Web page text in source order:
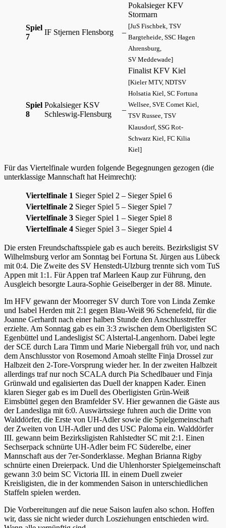
Spiel
7
IF Stjernen Flensborg –
Pokalsieger KFV
Stormarn
[JuS Fischbek, TSV
Bargteheide, SSC Hagen
Ahrensburg,
SV Meddewade]
Spiel
8
Pokalsieger KSV
Schleswig-Flensburg
–
Finalist KFV Kiel
[Kieler MTV, NDTSV
Holsatia Kiel, SC Fortuna
Wellsee, SVE Comet Kiel,
TSV Russee, TSV
Klausdorf, SSG Rot-
Schwarz Kiel, FC Kilia
Kiel]
Für das Viertelfinale wurden folgende Begegnungen gezogen (die
unterklassige Mannschaft hat Heimrecht):
Viertelfinale 1 Sieger Spiel 2 – Sieger Spiel 6
Viertelfinale 2 Sieger Spiel 5 – Sieger Spiel 7
Viertelfinale 3 Sieger Spiel 1 – Sieger Spiel 8
Viertelfinale 4 Sieger Spiel 3 – Sieger Spiel 4
Die ersten Freundschaftsspiele gab es auch bereits. Bezirksligist SV
Wilhelmsburg verlor am Sonntag bei Fortuna St. Jürgen aus Lübeck
mit 0:4. Die Zweite des SV Henstedt-Ulzburg trennte sich vom TuS
Appen mit 1:1. Für Appen traf Marleen Kaup zur Führung, den
Ausgleich besorgte Laura-Sophie Geiselberger in der 88. Minute.
Im HFV gewann der Moorreger SV durch Tore von Linda Zemke
und Isabel Herden mit 2:1 gegen Blau-Weiß 96 Schenefeld, für die
Joanne Gerhardt nach einer halben Stunde den Anschlusstreffer
erzielte. Am Sonntag gab es ein 3:3 zwischen dem Oberligisten SC
Egenbüttel und Landesligist SC Alstertal-Langenhorn. Dabei legte
der SCE durch Lara Timm und Marie Niebergall früh vor, und nach
dem Anschlusstor von Rosemond Amoah stellte Finja Drossel zur
Halbzeit den 2-Tore-Vorsprung wieder her. In der zweiten Halbzeit
allerdings traf nur noch SCALA durch Pia Schedlbauer und Finja
Grünwald und egalisierten das Duell der knappen Kader. Einen
klaren Sieger gab es im Duell des Oberligisten Grün-Weiß
Eimsbüttel gegen den Bramfelder SV. Hier gewannen die Gäste aus
der Landesliga mit 6:0. Auswärtssiege fuhren auch die Dritte von
Walddörfer, die Erste von UH-Adler sowie die Spielgemeinschaft
der Zweiten von UH-Adler und des USC Paloma ein. Walddörfer
III. gewann beim Bezirksligisten Rahlstedter SC mit 2:1. Einen
Sechserpack schnürte UH-Adler beim FC Süderelbe, einer
Mannschaft aus der 7er-Sonderklasse. Meghan Brianna Rigby
schnürte einen Dreierpack. Und die Uhlenhorster Spielgemeinschaft
gewann 3:0 beim SC Victoria III. in einem Duell zweier
Kreisligisten, die in der kommenden Saison in unterschiedlichen
Staffeln spielen werden.
Die Vorbereitungen auf die neue Saison laufen also schon. Hoffen
wir, dass sie nicht wieder durch Losziehungen entschieden wird.